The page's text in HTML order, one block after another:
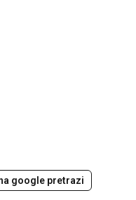
google pretrazi